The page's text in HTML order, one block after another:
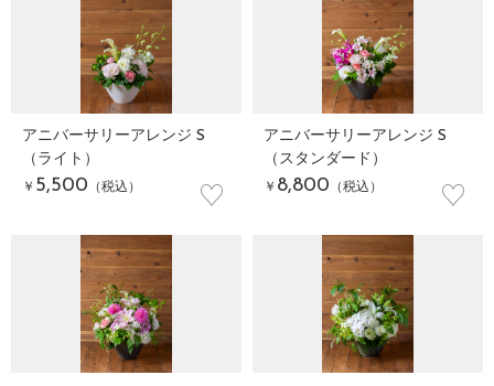
アニバーサリーアレンジ S
（ライト）
￥ 5,500 （税込） ♡
アニバーサリーアレンジ S
（スタンダード）
￥ 8,800 （税込） ♡